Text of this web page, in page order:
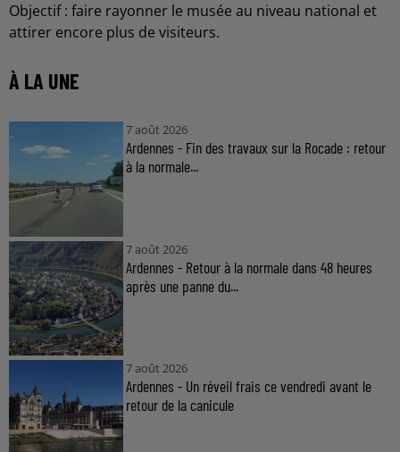
Objectif : faire rayonner le musée au niveau national et
attirer encore plus de visiteurs.
À LA UNE
7 août 2026
Ardennes - Fin des travaux sur la Rocade : retour
à la normale...
7 août 2026
Ardennes - Retour à la normale dans 48 heures
après une panne du...
7 août 2026
Ardennes - Un réveil frais ce vendredi avant le
retour de la canicule